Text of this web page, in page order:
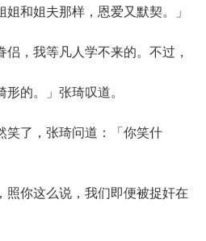
和姐夫那样，恩爱又默契。」
我等凡人学不来的。不过，
的。」张琦叹道。
，张琦问道：「你笑什
你这么说，我们即便被捉奸在